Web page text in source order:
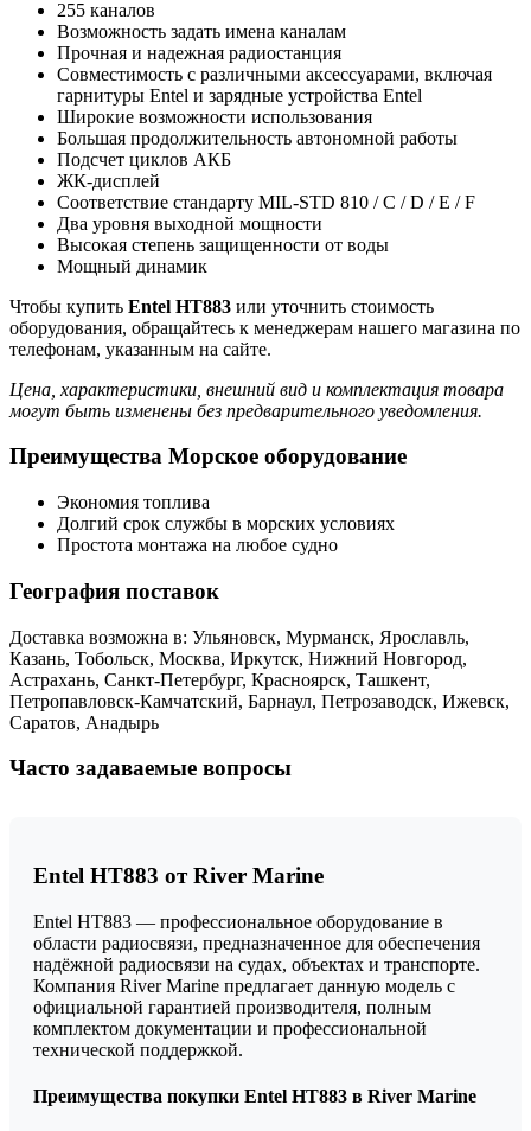
255 каналов
Возможность задать имена каналам
Прочная и надежная радиостанция
Совместимость с различными аксессуарами, включая
гарнитуры Entel и зарядные устройства Entel
Широкие возможности использования
Большая продолжительность автономной работы
Подсчет циклов АКБ
ЖК-дисплей
Соответствие стандарту MIL-STD 810 / C / D / E / F
Два уровня выходной мощности
Высокая степень защищенности от воды
Мощный динамик
Чтобы купить Entel HT883 или уточнить стоимость
оборудования, обращайтесь к менеджерам нашего магазина по
телефонам, указанным на сайте.
Цена, характеристики, внешний вид и комплектация товара
могут быть изменены без предварительного уведомления.
Преимущества Морское оборудование
Экономия топлива
Долгий срок службы в морских условиях
Простота монтажа на любое судно
География поставок
Доставка возможна в: Ульяновск, Мурманск, Ярославль,
Казань, Тобольск, Москва, Иркутск, Нижний Новгород,
Астрахань, Санкт-Петербург, Красноярск, Ташкент,
Петропавловск-Камчатский, Барнаул, Петрозаводск, Ижевск,
Саратов, Анадырь
Часто задаваемые вопросы
Entel HT883 от River Marine
Entel HT883 — профессиональное оборудование в
области радиосвязи, предназначенное для обеспечения
надёжной радиосвязи на судах, объектах и транспорте.
Компания River Marine предлагает данную модель с
официальной гарантией производителя, полным
комплектом документации и профессиональной
технической поддержкой.
Преимущества покупки Entel HT883 в River Marine